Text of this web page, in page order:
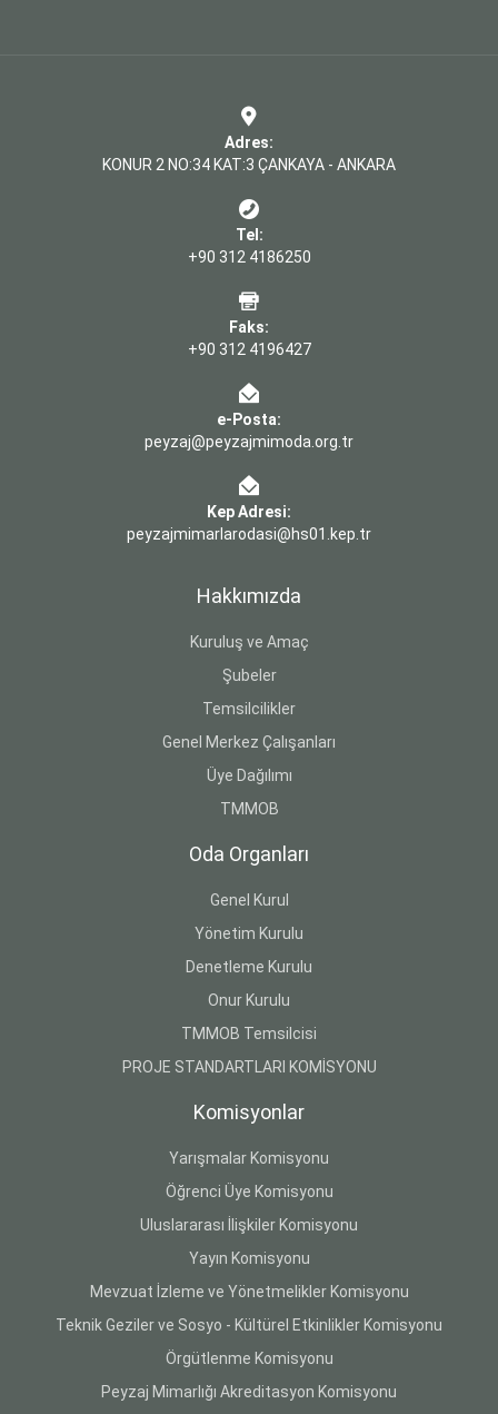
Adres:
KONUR 2 NO:34 KAT:3 ÇANKAYA - ANKARA
Tel:
+90 312 4186250
Faks:
+90 312 4196427
e-Posta:
peyzaj@peyzajmimoda.org.tr
Kep Adresi:
peyzajmimarlarodasi@hs01.kep.tr
Hakkımızda
Kuruluş ve Amaç
Şubeler
Temsilcilikler
Genel Merkez Çalışanları
Üye Dağılımı
TMMOB
Oda Organları
Genel Kurul
Yönetim Kurulu
Denetleme Kurulu
Onur Kurulu
TMMOB Temsilcisi
PROJE STANDARTLARI KOMİSYONU
Komisyonlar
Yarışmalar Komisyonu
Öğrenci Üye Komisyonu
Uluslararası İlişkiler Komisyonu
Yayın Komisyonu
Mevzuat İzleme ve Yönetmelikler Komisyonu
Teknik Geziler ve Sosyo - Kültürel Etkinlikler Komisyonu
Örgütlenme Komisyonu
Peyzaj Mimarlığı Akreditasyon Komisyonu